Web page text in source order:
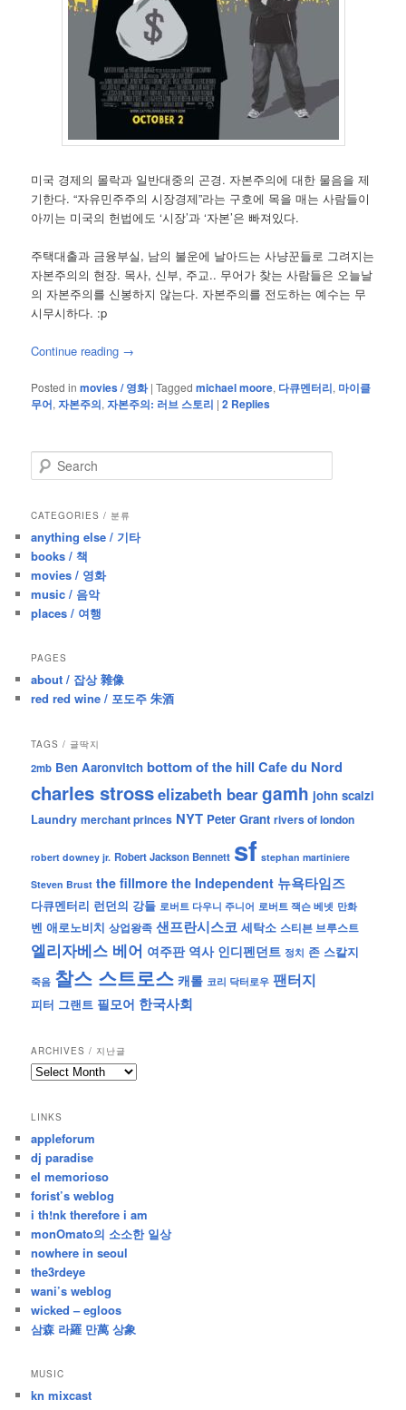
미국 경제의 몰락과 일반대중의 곤경. 자본주의에 대한 물음을 제
기한다. “자유민주주의 시장경제”라는 구호에 목을 매는 사람들이
아끼는 미국의 헌법에도 ‘시장’과 ‘자본’은 빠져있다.
주택대출과 금융부실, 남의 불운에 날아드는 사냥꾼들로 그려지는
자본주의의 현장. 목사, 신부, 주교.. 무어가 찾는 사람들은 오늘날
의 자본주의를 신봉하지 않는다. 자본주의를 전도하는 예수는 무
시무시하다. :p
Continue reading →
Posted in movies / 영화 |Tagged michael moore, 다큐멘터리, 마이클
무어,자본주의,자본주의: 러브 스토리 |2 Replies
e
r
h
CATEGORIES / 분류
anything else / 기타
books / 책
movies / 영화
music / 음악
places / 여행
PAGES
about / 잡상 雜像
red red wine / 포도주 朱酒
TAGS / 글딱지
2mb Ben Aaronvitch bottom of the hill Cafe du Nord
charles strosselizabeth beargamh john scalzi
Laundry merchant princes NYT Peter Grant rivers of london
robert downey jr. Robert Jackson Bennett sf stephan martiniere
Steven Brust the fillmore the Independent 뉴욕타임즈
다큐멘터리 런던의 강들 로버트 다우니 주니어 로버트 잭슨 베넷 만화
벤 애로노비치 상업왕족 샌프란시스코 세탁소 스티븐 브루스트
엘리자베스 베어 여주판 역사 인디펜던트 정치 존 스칼지
죽음 찰스 스트로스 캐롤 코리 닥터로우 팬터지
피터 그랜트 필모어 한국사회
ARCHIVES / 지난글
archives
난
글
LINKS
appleforum
dj paradise
el memorioso
forist’s weblog
i th!nk therefore i am
monOmato의 소소한 일상
nowhere in seoul
the3rdeye
wani’s weblog
wicked – egloos
삼森 라羅 만萬 상象
MUSIC
kn mixcast